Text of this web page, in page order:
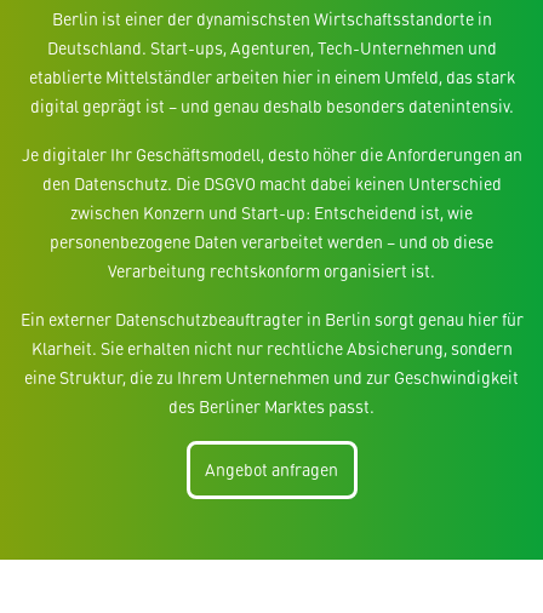
Berlin ist einer der dynamischsten Wirtschaftsstandorte in
Deutschland. Start-ups, Agenturen, Tech-Unternehmen und
etablierte Mittelständler arbeiten hier in einem Umfeld, das stark
digital geprägt ist – und genau deshalb besonders datenintensiv.
Je digitaler Ihr Geschäftsmodell, desto höher die Anforderungen an
den Datenschutz. Die DSGVO macht dabei keinen Unterschied
zwischen Konzern und Start-up: Entscheidend ist, wie
personenbezogene Daten verarbeitet werden – und ob diese
Verarbeitung rechtskonform organisiert ist.
Ein externer Datenschutzbeauftragter in Berlin sorgt genau hier für
Klarheit. Sie erhalten nicht nur rechtliche Absicherung, sondern
eine Struktur, die zu Ihrem Unternehmen und zur Geschwindigkeit
des Berliner Marktes passt.
Angebot anfragen